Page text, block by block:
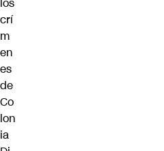
crí
m
en
es
de
Co
lon
ia